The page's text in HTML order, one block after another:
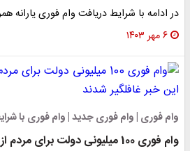
در ادامه با شرایط دریافت وام فوری یارانه
۶ مهر ۱۴۰۳
وام فوری | وام فوری جدید | وام فوری با
وام فوری 100 میلیونی دولت برای